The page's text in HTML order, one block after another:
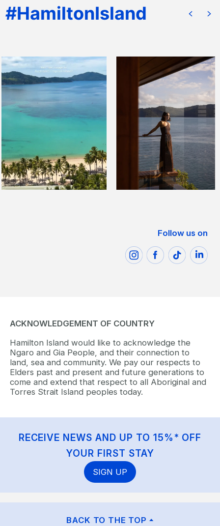
Follow us on
ACKNOWLEDGEMENT OF COUNTRY
Hamilton Island would like to acknowledge the
Ngaro and Gia People, and their connection to
land, sea and community. We pay our respects to
Elders past and present and future generations to
come and extend that respect to all Aboriginal and
Torres Strait Island peoples today.
RECEIVE NEWS AND UP TO 15%* OFF
YOUR FIRST STAY
SIGN UP
BACK TO THE TOP